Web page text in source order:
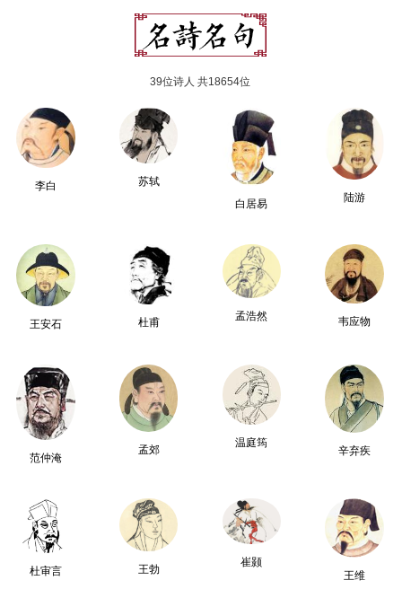
39位诗人 共18654位
李白
苏轼
白居易
陆游
王安石 杜甫
孟浩然 韦应物
范仲淹
孟郊
温庭筠
辛弃疾
杜审言 王勃
崔颢
王维